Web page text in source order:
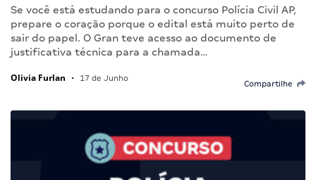
Se você está estudando para o concurso Polícia Civil AP,
prepare o coração porque o edital está muito perto de
sair do papel. O Gran teve acesso ao documento de
justificativa técnica para a chamada…
Olivia Furlan • 17 de Junho
Compartilhe